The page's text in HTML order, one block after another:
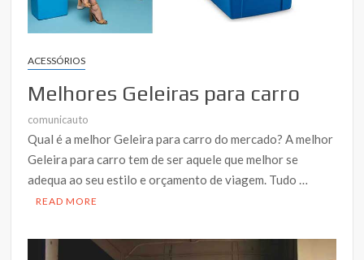
ACESSÓRIOS
Melhores Geleiras para carro
comunicauto
Qual é a melhor Geleira para carro do mercado? A melhor
Geleira para carro tem de ser aquele que melhor se
adequa ao seu estilo e orçamento de viagem. Tudo …
READ MORE